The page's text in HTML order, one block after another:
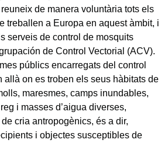
de manera voluntària tots els
treballen a Europa en aquest àmbit, i
serveis de control de mosquits
de Control Vectorial (ACV).
públics encarregats del control
allà on es troben els seus hàbitats de
maresmes, camps inundables,
i masses d’aigua diverses,
cria antropogènics, és a dir,
i objectes susceptibles de